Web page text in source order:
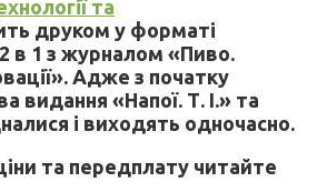
та
друком у форматі
в 1 з журналом «Пиво.
Адже з початку
видання «Напої. Т. І.» та
і виходять одночасно.
та передплату читайте